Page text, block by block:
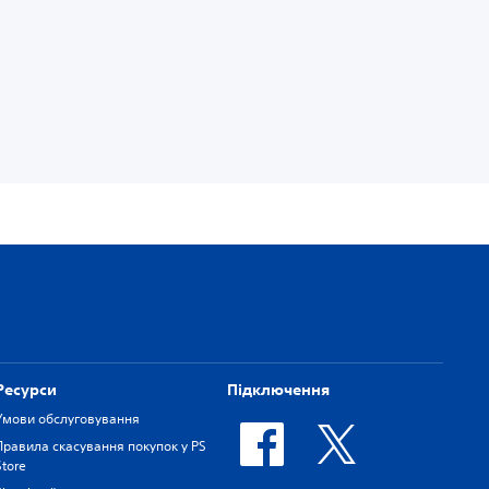
обслуговування
скасування покупок у PS
Підключення